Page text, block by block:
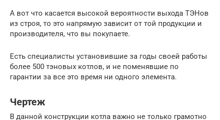
А вот что касается высокой вероятности выхода ТЭНов
из строя, то это напрямую зависит от той продукции и
производителя, что вы покупаете.
Есть специалисты установившие за годы своей работы
более 500 тэновых котлов, и не поменявшие по
гарантии за все это время ни одного элемента.
Чертеж
В данной конструкции котла важно не только грамотно